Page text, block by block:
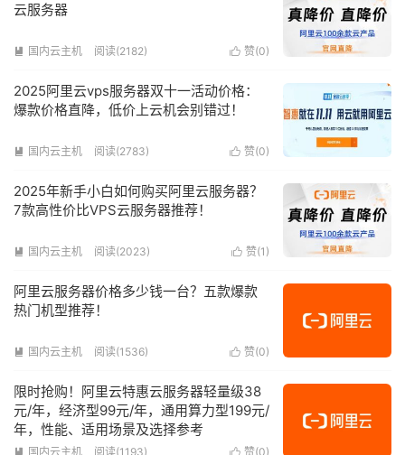
云服务器
 赞(0)
 国内云主机 阅读(2182)
2025阿里云vps服务器双十一活动价格：
爆款价格直降，低价上云机会别错过！
 赞(0)
 国内云主机 阅读(2783)
2025年新手小白如何购买阿里云服务器？
7款高性价比VPS云服务器推荐！
 赞(1 )
 国内云主机 阅读(2023)
阿里云服务器价格多少钱一台？五款爆款
热门机型推荐！
 赞(0)
 国内云主机 阅读(1536)
限时抢购！阿里云特惠云服务器轻量级38
元/年，经济型99元/年，通用算力型199元/
年，性能、适用场景及选择参考
 赞(0)
 国内云主机 阅读(1193)